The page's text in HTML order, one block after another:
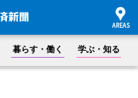
暮らす・働く 学ぶ・知る